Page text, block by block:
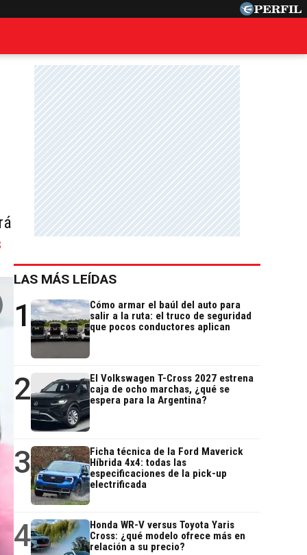
LAS MÁS LEÍDAS
1
Cómo armar el baúl del auto para
salir a la ruta: el truco de seguridad
que pocos conductores aplican
2
El Volkswagen T-Cross 2027 estrena
caja de ocho marchas, ¿qué se
espera para la Argentina?
3
Ficha técnica de la Ford Maverick
Híbrida 4x4: todas las
especificaciones de la pick-up
electrificada
4
Honda WR-V versus Toyota Yaris
Cross: ¿qué modelo ofrece más en
relación a su precio?